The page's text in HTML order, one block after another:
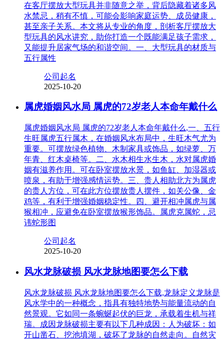
在客厅摆放大型玩具并非随意之举，背后隐藏着诸多风
水禁忌，稍有不慎，可能会影响家庭运势、成员健康，
甚至亲子关系。本文将从专业的角度，剖析客厅摆放大
型玩具的风水讲究，助你打造一个既能满足孩子需求，
又能提升居家气场的和谐空间。一、大型玩具的材质与
五行属性
公司起名
2025-10-20
属虎婚姻风水局 属虎的72岁老人本命年戴什么
属虎婚姻风水局 属虎的72岁老人本命年戴什么,一、五行
生旺属虎五行属木，在婚姻风水布局中，生旺木气尤为
重要。可摆放绿色植物、木制家具或饰品，如绿萝、万
年青、红木桌椅等。二、水木相生水生木，水对属虎婚
姻有滋养作用。可在卧室摆放水景，如鱼缸、加湿器或
喷泉，有助于增强感情运势。三、贵人相助北方为属虎
的贵人方位，可在此方位摆放贵人摆件，如关公像、金
鸡等，有利于增强婚姻稳定性。四、避开相冲属虎与属
猴相冲，应避免在卧室摆放猴形饰品。属虎克属蛇，忌
讳蛇形图
公司起名
2025-10-20
风水龙脉破损 风水龙脉地图要怎么下载
风水龙脉破损 风水龙脉地图要怎么下载,龙脉定义龙脉是
风水学中的一种概念，指具有独特地势与能量流动的自
然景观。它如同一条蜿蜒起伏的巨龙，承载着生机与祥
瑞。成因龙脉破损主要有以下几种成因：人为破坏：如
开山凿石、挖池填湖，破坏了龙脉的自然走向。自然灾